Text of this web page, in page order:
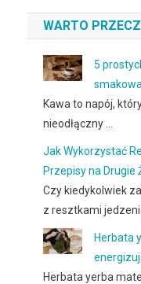
WARTO
5
Kawa to napój,
nieodłączny …
Jak Wykorzystać
Przepisy na Drugie
Czy kiedykolwiek
z resztkami
Herbata
Herbata yerba